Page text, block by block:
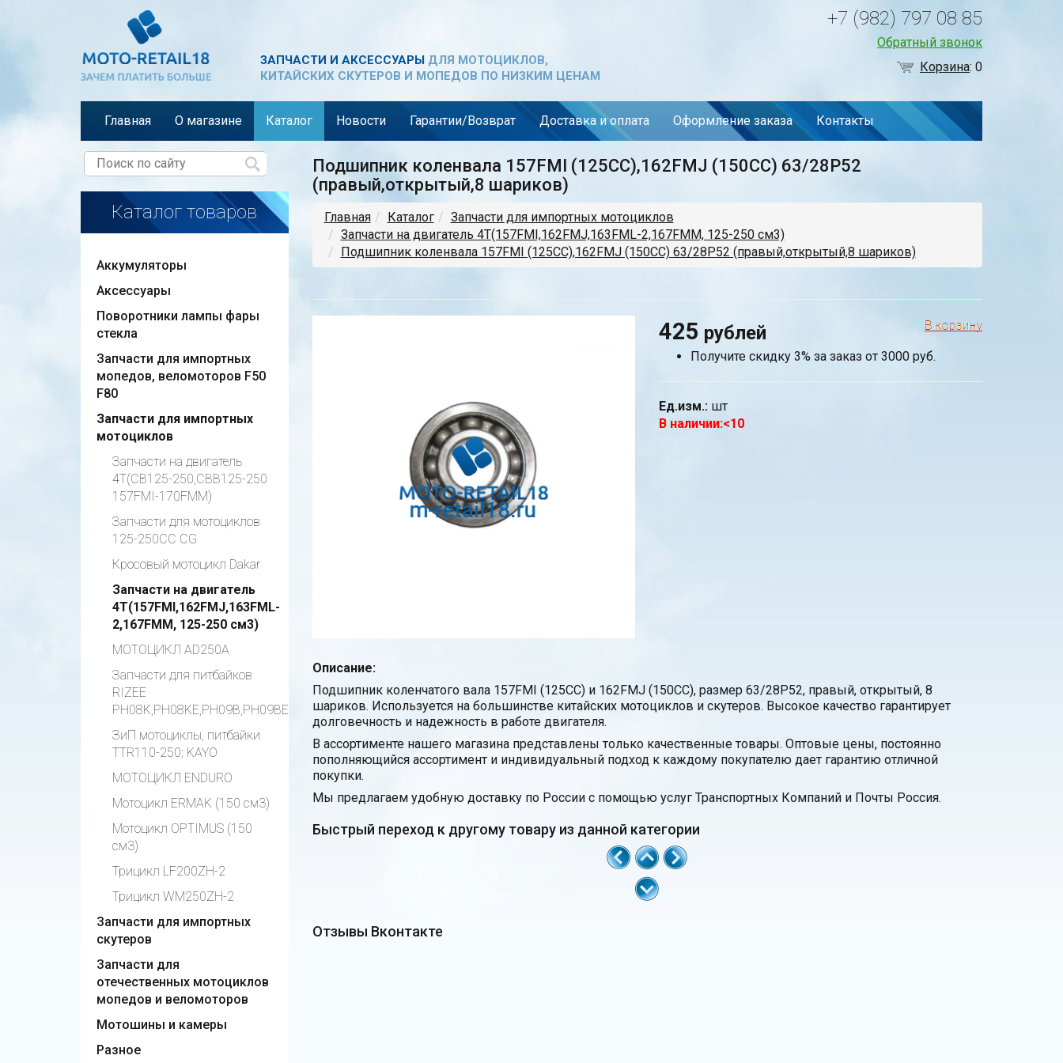
ЗАПЧАСТИ И АКСЕССУАРЫДЛЯ МОТОЦИКЛОВ,
КИТАЙСКИХ СКУТЕРОВ И МОПЕДОВ ПО НИЗКИМ ЦЕНАМ
+7 (982) 797 08 85
Обратный звонок
Корзина: 0
Главная О магазине Каталог Новости Гарантии/Возврат Доставка и оплата Оформление заказа Контакты
Каталог товаров
Аккумуляторы
Аксессуары
Поворотники лампы фары
стекла
Запчасти для импортных
мопедов, веломоторов F50
F80
Запчасти для импортных
мотоциклов
Запчасти на двигатель
4Т(CB125-250,CBB125-250
157FMI-170FMM)
Запчасти для мотоциклов
125-250СС CG
Кросовый мотоцикл Dakar
Запчасти на двигатель
4Т(157FMI,162FMJ,163FML-
2,167FMM, 125-250 см3)
МОТОЦИКЛ AD250A
Запчасти для питбайков
RIZEE
PH08K,PH08KE,PH09B,PH09BE
ЗиП мотоциклы, питбайки
TTR110-250; KAYO
МОТОЦИКЛ ENDURO
Мотоцикл ERMAK (150 см3)
Мотоцикл OPTIMUS (150
см3)
Трицикл LF200ZH-2
Трицикл WM250ZH-2
Запчасти для импортных
скутеров
Запчасти для
отечественных мотоциклов
мопедов и веломоторов
Мотошины и камеры
Разное
Подшипник коленвала 157FMI (125CC),162FMJ (150CC) 63/28P52
(правый,открытый,8 шариков)
Главная Каталог
Запчасти для импортных мотоциклов
Запчасти на двигатель 4Т(157FMI,162FMJ,163FML-2,167FMM, 125-250 см3)
Подшипник коленвала 157FMI (125CC),162FMJ (150CC) 63/28P52 (правый,открытый,8 шариков)
425 рублей
Получите скидку 3% за заказ от 3000 руб.
Ед.изм.: шт
В наличии:<10
Описание:
Подшипник коленчатого вала 157FMI (125CC) и 162FMJ (150CC), размер 63/28P52, правый, открытый, 8
шариков. Используется на большинстве китайских мотоциклов и скутеров. Высокое качество гарантирует
долговечность и надежность в работе двигателя.
В ассортименте нашего магазина представлены только качественные товары. Оптовые цены, постоянно
пополняющийся ассортимент и индивидуальный подход к каждому покупателю дает гарантию отличной
покупки.
Мы предлагаем удобную доставку по России с помощью услуг Транспортных Компаний и Почты Россия.
Быстрый переход к другому товару из данной категории
Отзывы Вконтакте